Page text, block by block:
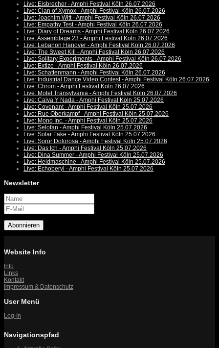
Live: Eisbrecher - Amphi Festival Köln 26.07.2026
Live: Clan of Xymox - Amphi Festival Köln 26.07.2026
Live: Joachim Witt - Amphi Festival Köln 26.07.2026
Live: Empathy Test - Amphi Festival Köln 26.07.2026
Live: Diary of Dreams - Amphi Festival Köln 26.07.2026
Live: Assemblage 23 - Amphi Festival Köln 26.07.2026
Live: Lebanon Hanover - Amphi Festival Köln 26.07.2026
Live: The Sweet Kill - Amphi Festival Köln 26.07.2026
Live: Solitary Experiments - Amphi Festival Köln 26.07.2026
Live: Extize - Amphi Festival Köln 26.07.2026
Live: Schattenmann - Amphi Festival Köln 26.07.2026
Live: Industrial Dance Video Contest - Amphi Festival Köln 26.07.2026
Live: Chrom - Amphi Festival Köln 26.07.2026
Live: Motel Transylvania - Amphi Festival Köln 26.07.2026
Live: Calva Y Nada - Amphi Festival Köln 25.07.2026
Live: Covenant - Amphi Festival Köln 25.07.2026
Live: Rue Oberkampf - Amphi Festival Köln 25.07.2026
Live: Mono Inc. - Amphi Festival Köln 25.07.2026
Live: Selofan - Amphi Festival Köln 25.07.2026
Live: Solar Fake - Amphi Festival Köln 25.07.2026
Live: Soror Dolorosa - Amphi Festival Köln 25.07.2026
Live: Das Ich - Amphi Festival Köln 25.07.2026
Live: Dina Summer - Amphi Festival Köln 25.07.2026
Live: Heldmaschine - Amphi Festival Köln 25.07.2026
Live: Echoberyl - Amphi Festival Köln 25.07.2026
Newsletter
Abonnieren
Website Info
Info
Links
Kontakt
Impressum & Datenschutz
User Menü
Log-In
Navigationspfad